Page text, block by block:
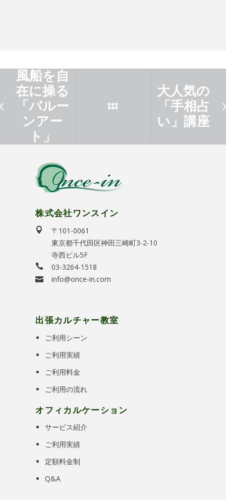
風船を自
在に操る
「バルー
ンアー
ト」
大人気の
「手相占
い」講座
株式会社ワンスイン
〒101-0061
東京都千代田区神田三崎町3-2-10
寺西ビル5F
03-3264-1518
info@once-in.com
出張カルチャー教室
ご利用シーン
ご利用実績
ご利用料金
ご利用の流れ
オフィカルケーション
サービス紹介
ご利用実績
定額料金制
Q&A